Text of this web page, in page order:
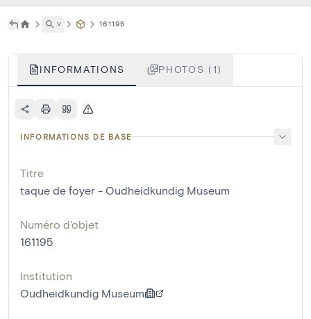
˅ 161195
INFORMATIONS PHOTOS (1)
INFORMATIONS DE BASE
Titre
taque de foyer - Oudheidkundig Museum
Numéro d'objet
161195
Institution
Oudheidkundig Museum